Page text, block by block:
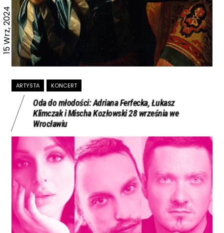
15 Wrz, 2024
ARTYSTA KONCERT
Oda do młodości: Adriana Ferfecka, Łukasz
Klimczak i Mischa Kozłowski 28 września we
Wrocławiu